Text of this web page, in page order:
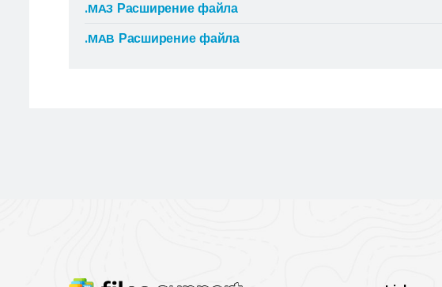
.MA3 Расширение файла
.MAB Расширение файла